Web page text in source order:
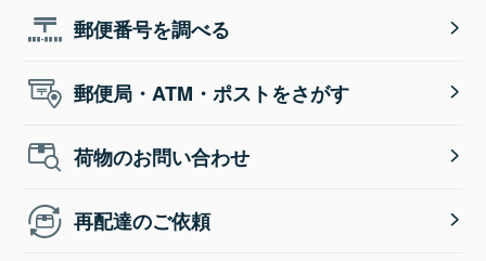
郵便番号を調べる
郵便局・ATM・ポストをさがす
荷物のお問い合わせ
再配達のご依頼